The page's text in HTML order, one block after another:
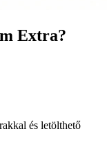
Extra?
és letölthető